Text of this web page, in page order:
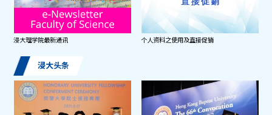
浸大理学院最新通讯 个人资料之使用及直接促销
浸大头条